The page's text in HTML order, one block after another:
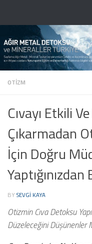
OTIZM
Cıvayı Etkili
Çıkarmadan
İçin Doğru
BY SEVGI KAYA
Otizmin Cıva Detoksu
Düzeleceğini Düşünenler